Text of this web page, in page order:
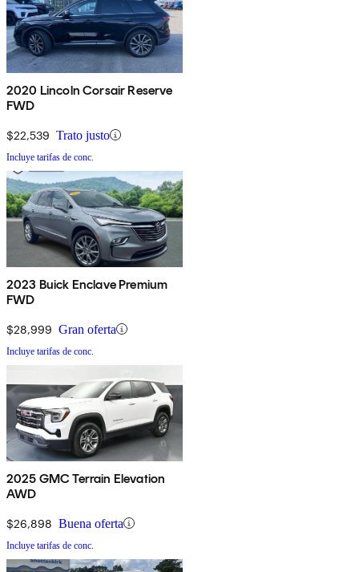
2020 Lincoln Corsair Reserve
FWD
$22,539 Trato justo
Incluye tarifas de conc.
2023 Buick Enclave Premium
FWD
$28,999 Gran oferta
Incluye tarifas de conc.
2025 GMC Terrain Elevation
AWD
$26,898 Buena oferta
Incluye tarifas de conc.